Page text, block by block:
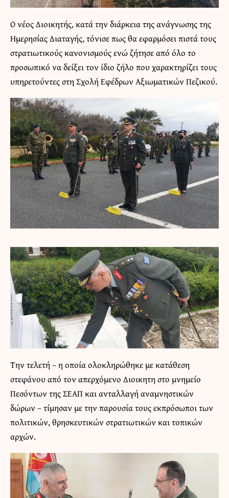
Ο νέος Διοικητής, κατά την διάρκεια της ανάγνωσης της
Ημερησίας Διαταγής, τόνισε πως θα εφαρμόσει πιστά τους
στρατιωτικούς κανονισμούς ενώ ζήτησε από όλο το
προσωπικό να δείξει τον ίδιο ζήλο που χαρακτηρίζει τους
υπηρετούντες στη Σχολή Εφέδρων Αξιωματικών Πεζικού.
Την τελετή – η οποία ολοκληρώθηκε με κατάθεση
στεφάνου από τον απερχόμενο Διοικητη στο μνημείο
Πεσόντων της ΣΕΑΠ και ανταλλαγή αναμνηστικών
δώρων – τίµησαν µε την παρουσία τους εκπρόσωποι των
πολιτικών, θρησκευτικών στρατιωτικών και τοπικών
αρχών.